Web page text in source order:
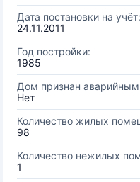
Дата постановки на учёт:
24.11.2011
Год постройки:
1985
Дом признан
Нет
Количество жилых
98
Количество нежилых
1